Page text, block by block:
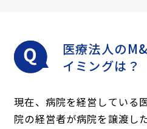
医療法人の
イミングは？
現在、病院を経営している
院の経営者が病院を譲渡し